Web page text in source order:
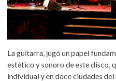
La guitarra, jugó un papel
estético y sonoro de este disco,
individual y en doce ciudades del